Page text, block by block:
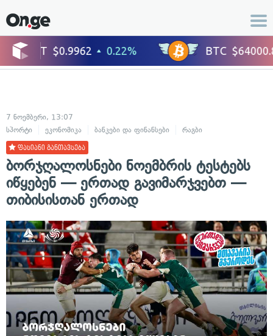
7 ნოემბერი, 13:07
სპორტი
ეკონომიკა ბანკები და ფინანსები რაგბი
ფასიანი განთავსება
ბორჯღალოსნები ნოემბრის ტესტებს
იწყებენ — ერთად გავიმარჯვებთ —
თიბისისთან ერთად